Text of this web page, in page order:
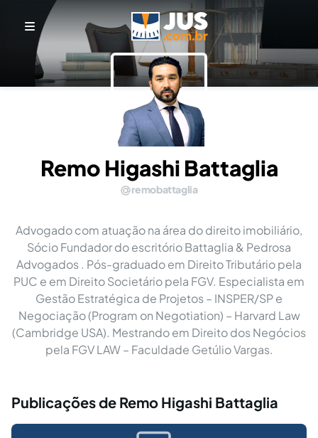
Remo Higashi Battaglia
remobattaglia
Advogado com atuação na área do direito imobiliário,
Sócio Fundador do escritório Battaglia & Pedrosa
Advogados . Pós-graduado em Direito Tributário pela
PUC e em Direito Societário pela FGV. Especialista em
Gestão Estratégica de Projetos – INSPER/SP e
Negociação (Program on Negotiation) – Harvard Law
(Cambridge USA). Mestrando em Direito dos Negócios
pela FGV LAW – Faculdade Getúlio Vargas.
Publicações de Remo Higashi Battaglia